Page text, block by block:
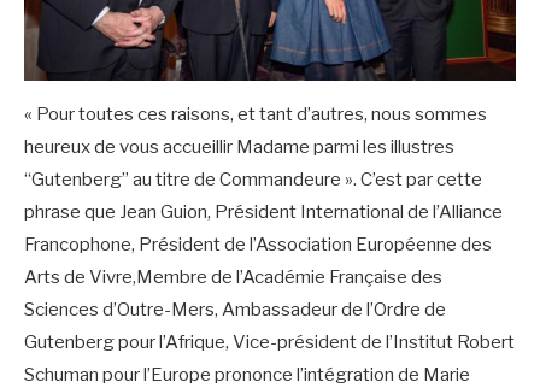
« Pour toutes ces raisons, et tant d’autres, nous sommes
heureux de vous accueillir Madame parmi les illustres
“Gutenberg” au titre de Commandeure ». C’est par cette
phrase que Jean Guion, Président International de l’Alliance
Francophone, Président de l’Association Européenne des
Arts de Vivre,Membre de l’Académie Française des
Sciences d’Outre-Mers, Ambassadeur de l’Ordre de
Gutenberg pour l’Afrique, Vice-président de l’Institut Robert
Schuman pour l’Europe prononce l’intégration de Marie